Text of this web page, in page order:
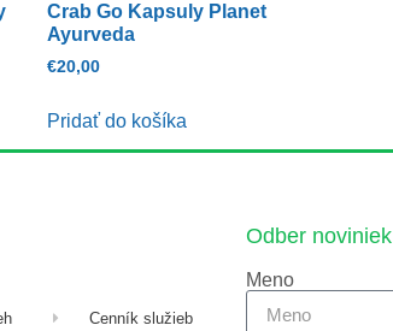
Crab Go Kapsuly Planet
Ayurveda
€20,00
Pridať do košíka
Cenník služieb
Odber noviniek
Meno